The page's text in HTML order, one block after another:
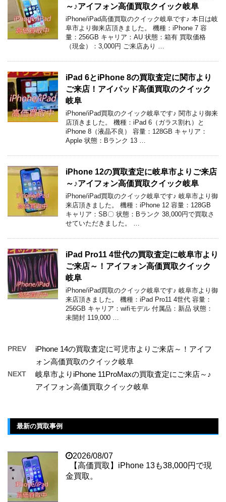
～♪アイフォン高価買取クイック岐阜
iPhone/iPad高価買取のクイック岐阜です♪ 本日は岐
阜市より御来店頂きました。 機種：iPhone 7 容
量：256GB キャリア：AU 状態：箱有 買取価格
（現金）：3,000円 ご来店あり …
iPad 6とiPhone 8の買取査定に関市より
ご来店！アイパッド高価買取のクイック
岐阜
iPhone/iPad買取のクイック岐阜です♪ 関市より御来
店頂きました。 機種：iPad 6（ガラス割れ）と
iPhone 8（液晶不良） 容量：128GB キャリア：
Apple 状態：Bランク 13 …
iPhone 12の買取査定に岐阜市よりご来店
～♪アイフォン高価買取クイック岐阜
iPhone/iPad買取のクイック岐阜です♪ 岐阜市より御
来店頂きました。 機種：iPhone 12 容量：128GB
キャリア：SB〇 状態：Bランク 38,000円で買取さ
せていただきました。 …
iPad Pro11 4世代の買取査定に岐阜市より
ご来店～！アイフォン高価買取クイック
岐阜
iPhone/iPad買取のクイック岐阜です♪ 岐阜市より御
来店頂きました。 機種：iPad Pro11 4世代 容量：
256GB キャリア：wifiモデル 付属品：新品 状態：
未開封 119,000 …
PREV
iPhone 14の買取査定に可児市よりご来店～！アイフ
ォン高価買取のクイック岐阜
NEXT
岐阜市よりiPhone 11ProMaxの買取査定にご来店～♪
アイフォン高価買取クイック岐阜
最新の買取事例
2026/08/07
【高価買取】iPhone 13も38,000円で現
金買取。